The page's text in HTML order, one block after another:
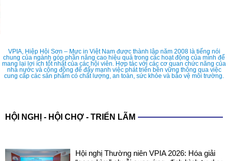
VPIA, Hiệp Hội Sơn – Mực in Việt Nam được thành lập năm 2008 là tiếng nói
chung của ngành góp phần nâng cao hiệu quả trong các hoạt động của mình để
mang lại lợi ích tốt nhất của các hội viên. Hợp tác với các cơ quan chức năng của
nhà nước và cộng đồng để đẩy mạnh việc phát triển bền vững thông qua việc
cung cấp các sản phẩm có chất lượng, an toàn, sức khỏe và bảo vệ môi trường.
HỘI NGHỊ - HỘI CHỢ - TRIỂN LÃM
Hội nghị Thường niên VPIA 2026: Hóa giải